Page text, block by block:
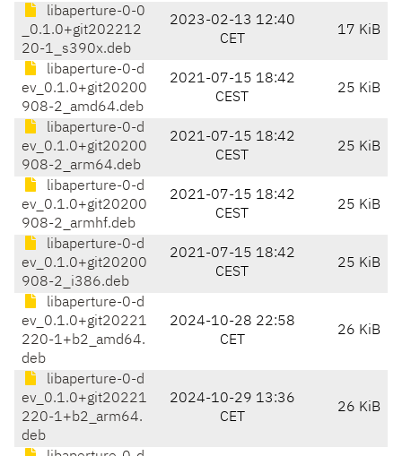
libaperture-0-0
_0.1.0+git202212
20-1_s390x.deb
2023-02-13 12:40
CET
17 KiB
libaperture-0-d
ev_0.1.0+git20200
908-2_amd64.deb
2021-07-15 18:42
CEST
25 KiB
libaperture-0-d
ev_0.1.0+git20200
908-2_arm64.deb
2021-07-15 18:42
CEST
25 KiB
libaperture-0-d
ev_0.1.0+git20200
908-2_armhf.deb
2021-07-15 18:42
CEST
25 KiB
libaperture-0-d
ev_0.1.0+git20200
908-2_i386.deb
2021-07-15 18:42
CEST
25 KiB
libaperture-0-d
ev_0.1.0+git20221
220-1+b2_amd64.
deb
2024-10-28 22:58
CET
26 KiB
libaperture-0-d
ev_0.1.0+git20221
220-1+b2_arm64.
deb
2024-10-29 13:36
CET
26 KiB